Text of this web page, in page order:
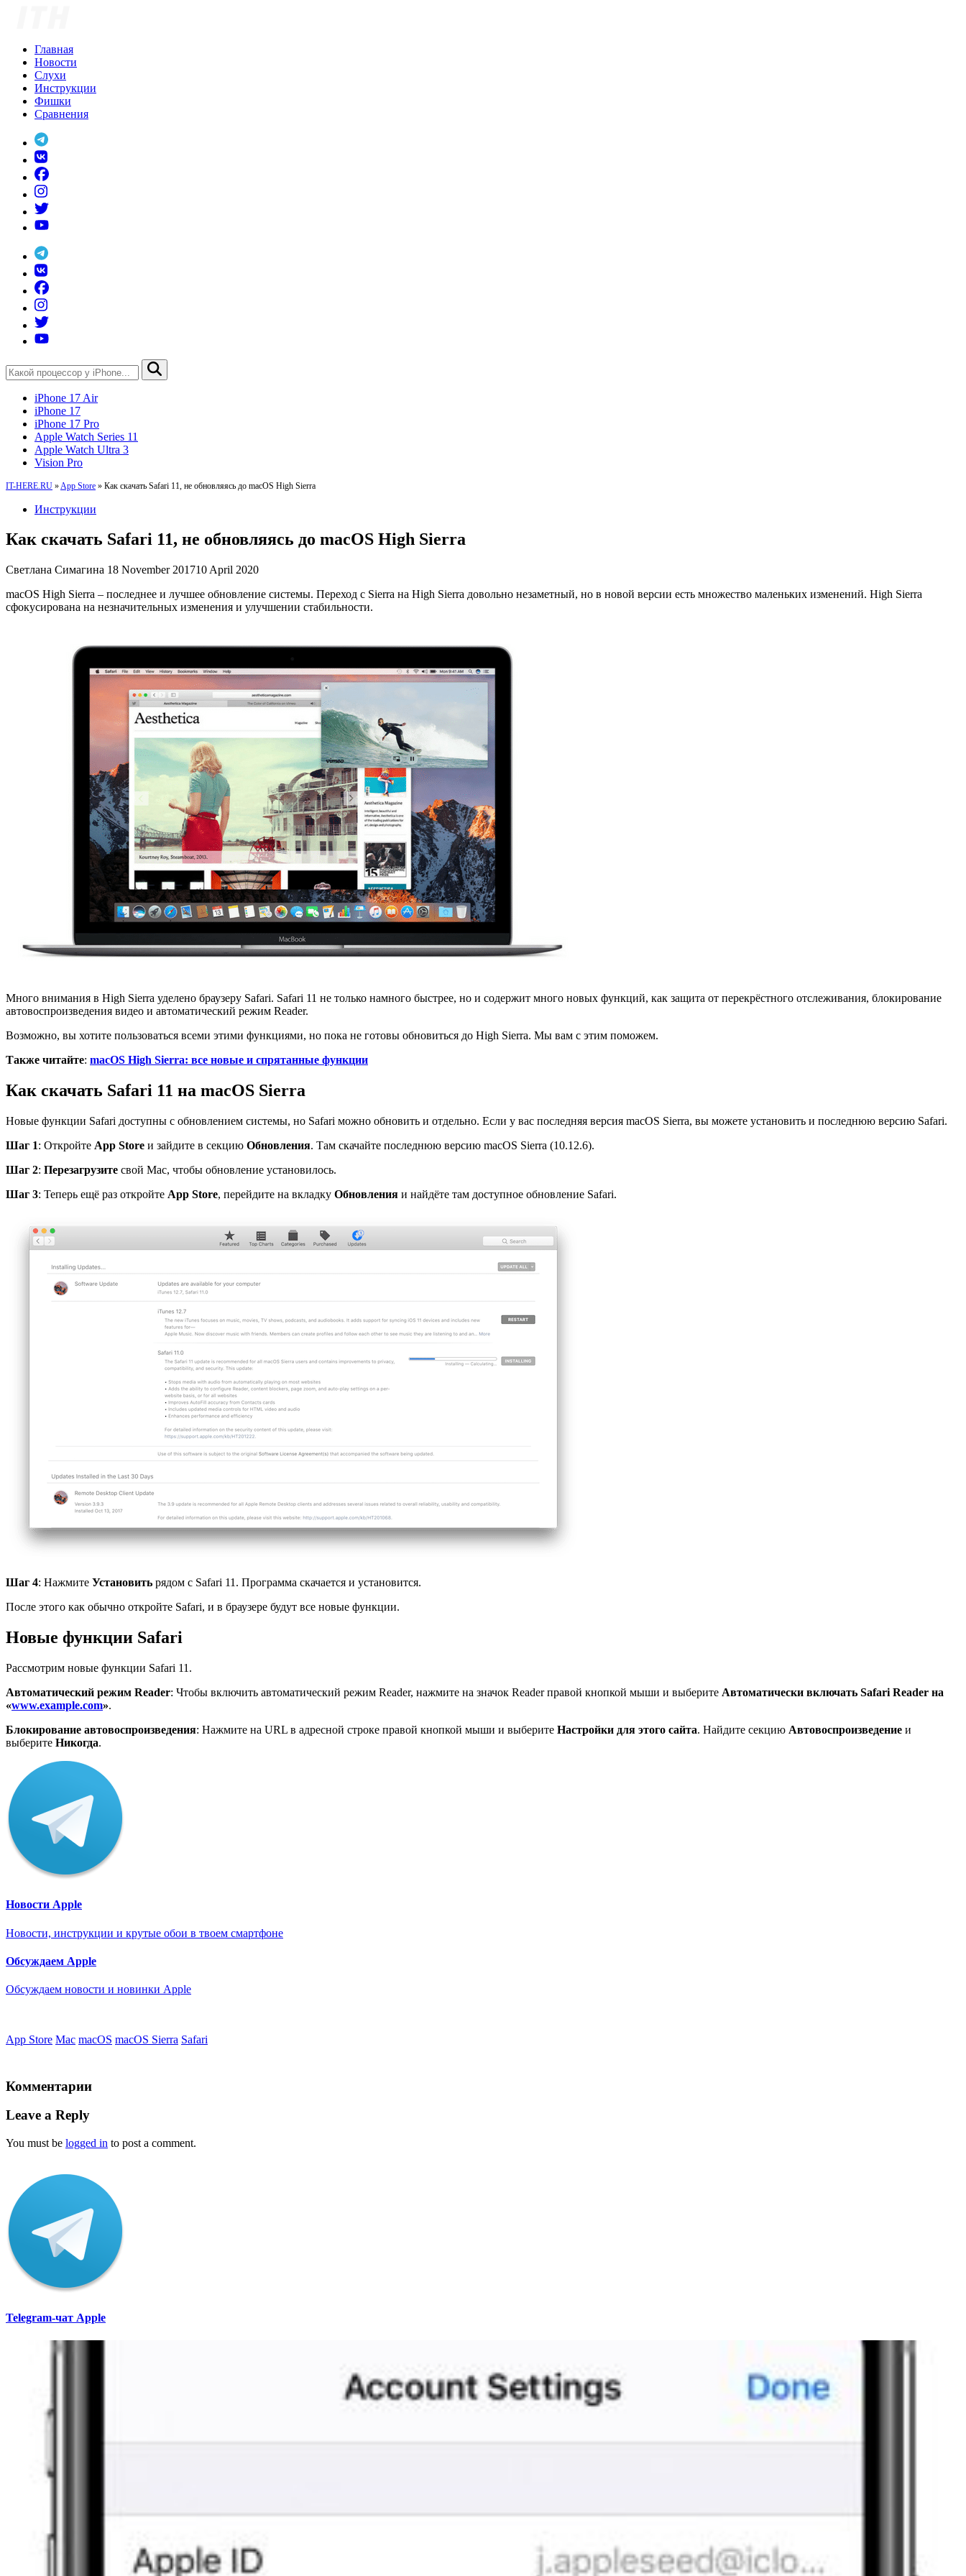
Главная
Новости
Слухи
Инструкции
Фишки
Сравнения
iPhone 17 Air
iPhone 17
iPhone 17 Pro
Apple Watch Series 11
Apple Watch Ultra 3
Vision Pro
IT-HERE.RU » App Store » Как скачать Safari 11, не обновляясь до macOS High Sierra
Инструкции
Как скачать Safari 11, не обновляясь до macOS High Sierra
Светлана Симагина 18 November 201710 April 2020
macOS High Sierra – последнее и лучшее обновление системы. Переход с Sierra на High Sierra довольно незаметный, но в новой версии есть множество маленьких изменений. High Sierra
сфокусирована на незначительных изменения и улучшении стабильности.
Много внимания в High Sierra уделено браузеру Safari. Safari 11 не только намного быстрее, но и содержит много новых функций, как защита от перекрёстного отслеживания, блокирование
автовоспроизведения видео и автоматический режим Reader.
Возможно, вы хотите пользоваться всеми этими функциями, но пока не готовы обновиться до High Sierra. Мы вам с этим поможем.
Также читайте: macOS High Sierra: все новые и спрятанные функции
Как скачать Safari 11 на macOS Sierra
Новые функции Safari доступны с обновлением системы, но Safari можно обновить и отдельно. Если у вас последняя версия macOS Sierra, вы можете установить и последнюю версию Safari.
Шаг 1: Откройте App Store и зайдите в секцию Обновления. Там скачайте последнюю версию macOS Sierra (10.12.6).
Шаг 2: Перезагрузите свой Mac, чтобы обновление установилось.
Шаг 3: Теперь ещё раз откройте App Store, перейдите на вкладку Обновления и найдёте там доступное обновление Safari.
Шаг 4: Нажмите Установить рядом с Safari 11. Программа скачается и установится.
После этого как обычно откройте Safari, и в браузере будут все новые функции.
Новые функции Safari
Рассмотрим новые функции Safari 11.
Автоматический режим Reader: Чтобы включить автоматический режим Reader, нажмите на значок Reader правой кнопкой мыши и выберите Автоматически включать Safari Reader на
«www.example.com».
Блокирование автовоспроизведения: Нажмите на URL в адресной строке правой кнопкой мыши и выберите Настройки для этого сайта. Найдите секцию Автовоспроизведение и
выберите Никогда.
Новости Apple
Новости, инструкции и крутые обои в твоем смартфоне
Обсуждаем Apple
Обсуждаем новости и новинки Apple
App Store Mac macOS macOS Sierra Safari
Комментарии
Leave a Reply
You must be logged in to post a comment.
Telegram-чат Apple